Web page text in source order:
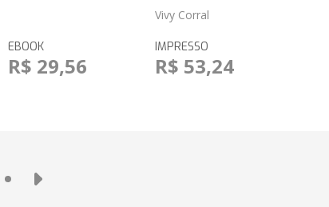
EBOOK
R$ 29,56
Vivy Corral
IMPRESSO
R$ 53,24